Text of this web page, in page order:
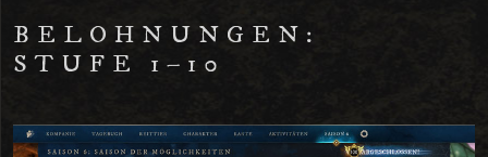
BELOHNUNGEN:
STUFE 1–10